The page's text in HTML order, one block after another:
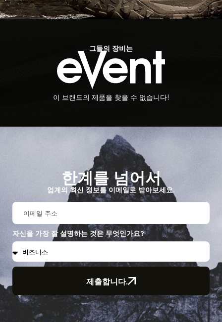
그들의 장비는
이 브랜드의 제품을 찾을 수 없습니다!
한계를 넘어서
업계의 최신 정보를 이메일로 받아보세요.
자신을 가장 잘 설명하는 것은 무엇인가요?
제출합니다.